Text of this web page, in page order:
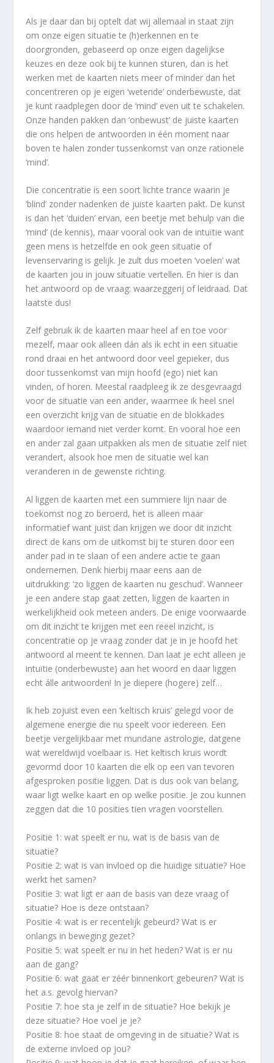
Als je daar dan bij optelt dat wij allemaal in staat zijn
om onze eigen situatie te (h)erkennen en te
doorgronden, gebaseerd op onze eigen dagelijkse
keuzes en deze ook bij te kunnen sturen, dan is het
werken met de kaarten niets meer of minder dan het
concentreren op je eigen ‘wetende’ onderbewuste, dat
je kunt raadplegen door de ‘mind’ even uit te schakelen.
Onze handen pakken dan ‘onbewust’ de juiste kaarten
die ons helpen de antwoorden in één moment naar
boven te halen zonder tussenkomst van onze rationele
‘mind’.
Die concentratie is een soort lichte trance waarin je
‘blind’ zonder nadenken de juiste kaarten pakt. De kunst
is dan het ‘duiden’ ervan, een beetje met behulp van die
‘mind’ (de kennis), maar vooral ook van de intuïtie want
geen mens is hetzelfde en ook geen situatie of
levenservaring is gelijk. Je zult dus moeten ‘voelen’ wat
de kaarten jou in jouw situatie vertellen. En hier is dan
het antwoord op de vraag: waarzeggerij of leidraad. Dat
laatste dus!
Zelf gebruik ik de kaarten maar heel af en toe voor
mezelf, maar ook alleen dán als ik echt in een situatie
rond draai en het antwoord door veel gepieker, dus
door tussenkomst van mijn hoofd (ego) niet kan
vinden, of horen. Meestal raadpleeg ik ze desgevraagd
voor de situatie van een ander, waarmee ik heel snel
een overzicht krijg van de situatie en de blokkades
waardoor iemand niet verder komt. En vooral hoe een
en ander zal gaan uitpakken als men de situatie zelf niet
verandert, alsook hoe men de situatie wel kan
veranderen in de gewenste richting.
Al liggen de kaarten met een summiere lijn naar de
toekomst nog zo beroerd, het is alleen maar
informatief want juist dan krijgen we door dit inzicht
direct de kans om de uitkomst bij te sturen door een
ander pad in te slaan of een andere actie te gaan
ondernemen. Denk hierbij maar eens aan de
uitdrukking: ‘zo liggen de kaarten nu geschud’. Wanneer
je een andere stap gaat zetten, liggen de kaarten in
werkelijkheid ook meteen anders. De enige voorwaarde
om dit inzicht te krijgen met een reëel inzicht, is
concentratie op je vraag zonder dat je in je hoofd het
antwoord al meent te kennen. Dan laat je echt alleen je
intuïtie (onderbewuste) aan het woord en daar liggen
echt álle antwoorden! In je diepere (hogere) zelf…
Ik heb zojuist even een ‘keltisch kruis’ gelegd voor de
algemene energie die nu speelt voor iedereen. Een
beetje vergelijkbaar met mundane astrologie, datgene
wat wereldwijd voelbaar is. Het keltisch kruis wordt
gevormd door 10 kaarten die elk op een van tevoren
afgesproken positie liggen. Dat is dus ook van belang,
waar ligt welke kaart en op welke positie. Je zou kunnen
zeggen dat die 10 posities tien vragen voorstellen.
Positie 1: wat speelt er nu, wat is de basis van de
situatie?
Positie 2: wat is van invloed op die huidige situatie? Hoe
werkt het samen?
Positie 3: wat ligt er aan de basis van deze vraag of
situatie? Hoe is deze ontstaan?
Positie 4: wat is er recentelijk gebeurd? Wat is er
onlangs in beweging gezet?
Positie 5: wat speelt er nu in het heden? Wat is er nu
aan de gang?
Positie 6: wat gaat er zéér binnenkort gebeuren? Wat is
het a.s. gevolg hiervan?
Positie 7: hoe sta je zelf in de situatie? Hoe bekijk je
deze situatie? Hoe voel je je?
Positie 8: hoe staat de omgeving in de situatie? Wat is
de externe invloed op jou?